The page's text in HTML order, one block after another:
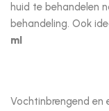
huid te behandelen
behandeling. Ook
ml
Vochtinbrengend en